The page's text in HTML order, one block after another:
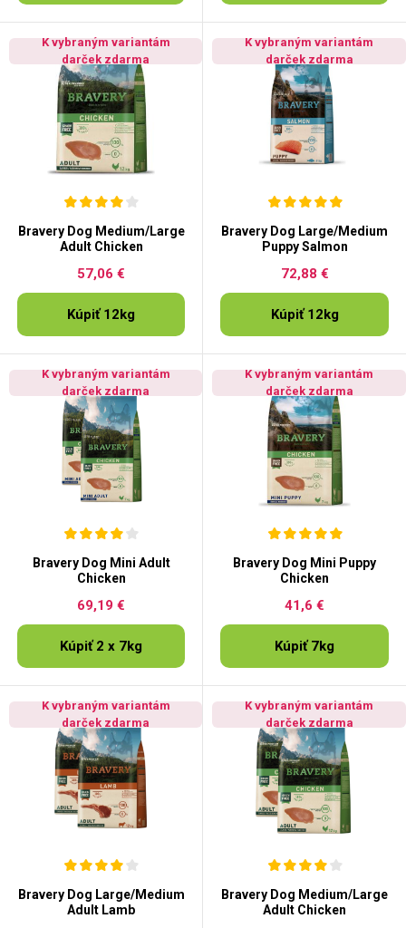
K vybraným variantám
darček zdarma
Bravery Dog Medium/Large
Adult Chicken
57,06 €
Kúpiť 12kg
K vybraným variantám
darček zdarma
Bravery Dog Large/Medium
Puppy Salmon
72,88 €
Kúpiť 12kg
K vybraným variantám
darček zdarma
Bravery Dog Mini Adult
Chicken
69,19 €
Kúpiť 2 x 7kg
K vybraným variantám
darček zdarma
Bravery Dog Mini Puppy
Chicken
41,6 €
Kúpiť 7kg
K vybraným variantám
darček zdarma
Bravery Dog Large/Medium
Adult Lamb
K vybraným variantám
darček zdarma
Bravery Dog Medium/Large
Adult Chicken